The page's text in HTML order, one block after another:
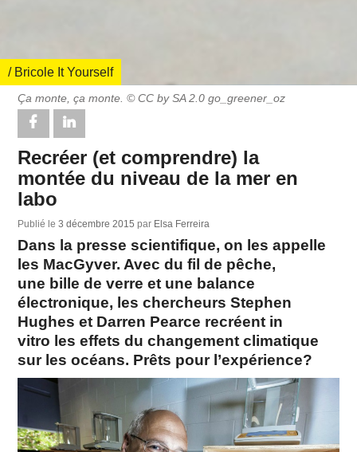
/ Bricole It Yourself
Ça monte, ça monte. © CC by SA 2.0 go_greener_oz
Recréer (et comprendre) la
montée du niveau de la mer en
labo
Publié le3 décembre 2015par Elsa Ferreira
Dans la presse scientifique, on les appelle
les MacGyver. Avec du fil de pêche,
une bille de verre et une balance
électronique, les chercheurs Stephen
Hughes et Darren Pearce recréent in
vitro les effets du changement climatique
sur les océans. Prêts pour l’expérience?